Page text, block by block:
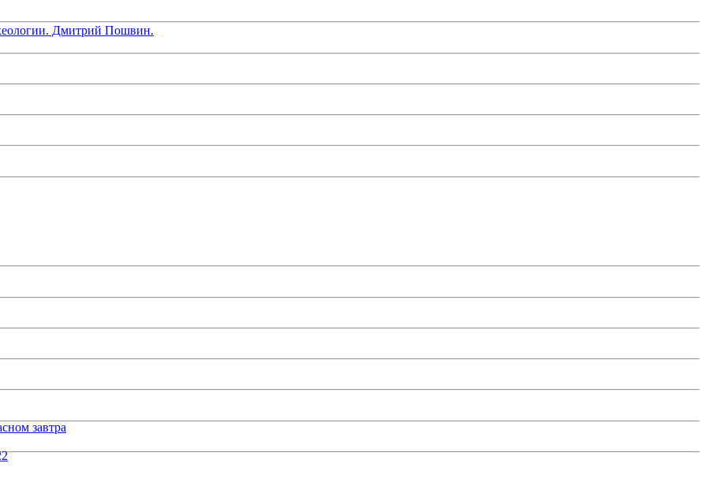
Дмитрий Пошвин.
завтра